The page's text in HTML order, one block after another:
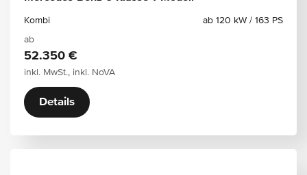
Kombi
ab 120 kW / 163 PS
ab
52.350 €
inkl. MwSt., inkl. NoVA
Details